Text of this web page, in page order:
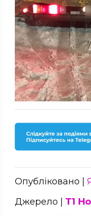
Опубліковано |
Джерело | Т1